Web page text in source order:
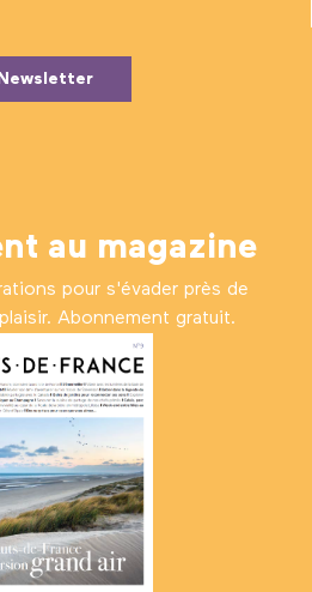
Newsletter
au magazine
pour s'évader près de
Abonnement gratuit.